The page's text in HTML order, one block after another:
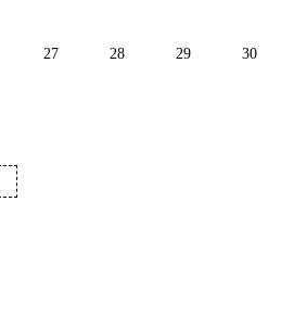
27 28 29 30